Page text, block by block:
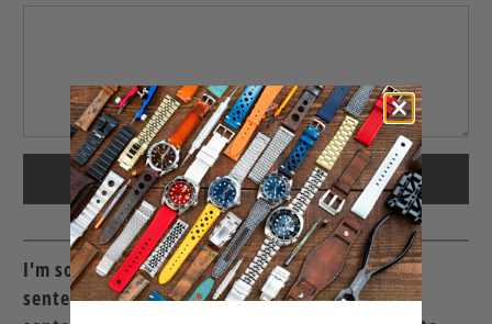
I'm sorry, but I need more context or specific
sentences to translate. Please provide the